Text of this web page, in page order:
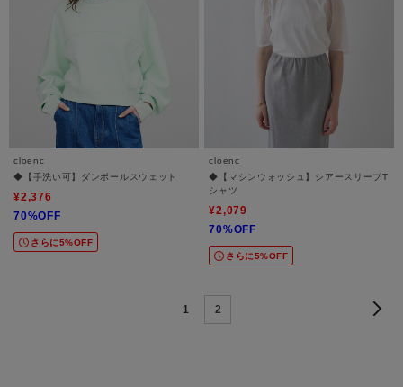
cloenc
◆【手洗い可】ダンボールスウェット
¥2,376
70%OFF
さらに5%OFF
cloenc
◆【マシンウォッシュ】シアースリーブT
シャツ
¥2,079
70%OFF
さらに5%OFF
1 2